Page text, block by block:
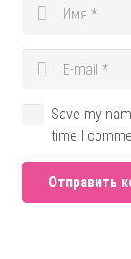
Save my
time I
Отправить